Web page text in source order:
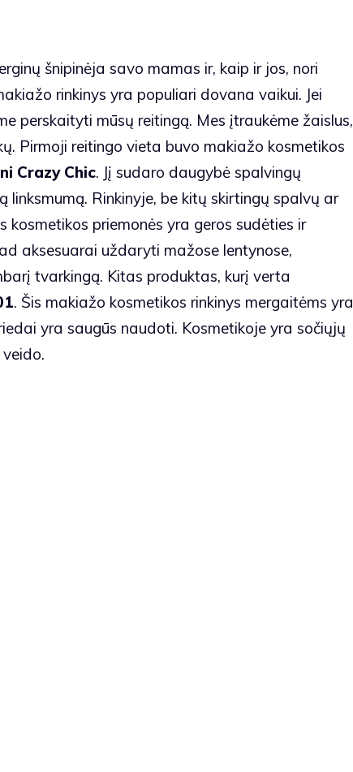
šnipinėja savo mamas ir, kaip ir jos, nori
rinkinys yra populiari dovana vaikui. Jei
perskaityti mūsų reitingą. Mes įtraukėme žaislus,
Pirmoji reitingo vieta buvo makiažo kosmetikos
Crazy Chic. Jį sudaro daugybė spalvingų
linksmumą. Rinkinyje, be kitų skirtingų spalvų ar
kosmetikos priemonės yra geros sudėties ir
aksesuarai uždaryti mažose lentynose,
tvarkingą. Kitas produktas, kurį verta
. Šis makiažo kosmetikos rinkinys mergaitėms yra
yra saugūs naudoti. Kosmetikoje yra sočiųjų